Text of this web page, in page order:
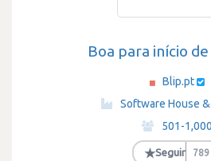
Boa para início
Blip.pt
Software House
·
501-1,000
·
★Seguir 789